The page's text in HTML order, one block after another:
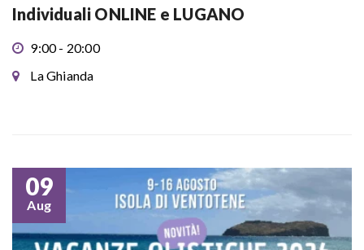
Individuali ONLINE e LUGANO
9:00 - 20:00
La Ghianda
09
Aug